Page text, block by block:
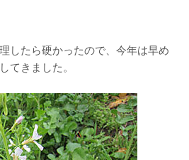
したら硬かったので、今年は早め
てきました。